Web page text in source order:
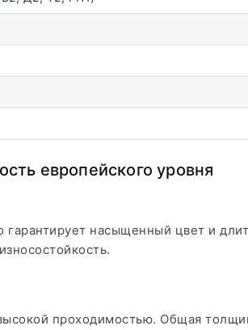
европейского уровня
гарантирует насыщенный цвет и
проходимостью. Общая